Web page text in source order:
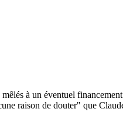
raison de douter" que